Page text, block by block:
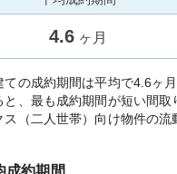
4.6 ヶ月
の成約期間は平均で4.6ヶ
、最も成約期間が短い間取
ス（二人世帯）向け物件の流
成約期間